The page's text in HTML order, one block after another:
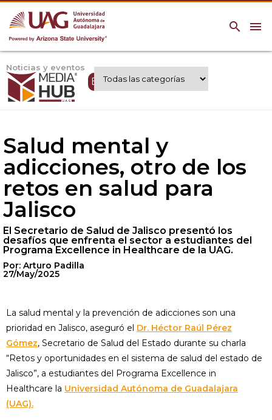
menu
search
Noticias y eventos
Expertos UAG
Salud mental y
adicciones, otro de los
retos en salud para
Jalisco
El Secretario de Salud de Jalisco presentó los
desafíos que enfrenta el sector a estudiantes del
Programa Excellence in Healthcare de la UAG.
Por: Arturo Padilla
27/May/2025
La salud mental y la prevención de adicciones son una
prioridad en Jalisco, aseguró el Dr. Héctor Raúl Pérez
Gómez, Secretario de Salud del Estado durante su charla
“Retos y oportunidades en el sistema de salud del estado de
Jalisco”, a estudiantes del Programa Excellence in
Healthcare la Universidad Autónoma de Guadalajara
(UAG).